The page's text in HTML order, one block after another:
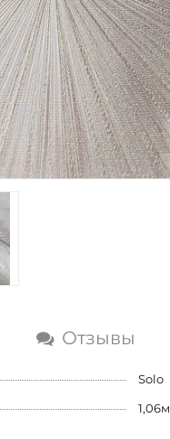
Отзывы
Solo
1,06м